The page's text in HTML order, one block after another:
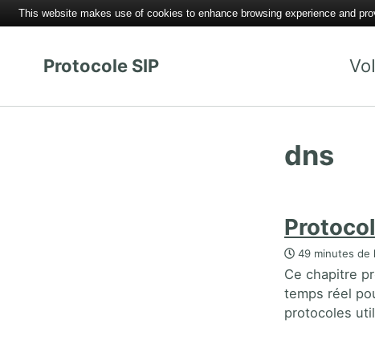
Protocole SIP
dns
49 minutes de
Ce chapitre
temps réel
protocoles
This website makes use of cookies to enhance browsing experience and